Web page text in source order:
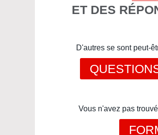
ET DES
D'autres se sont peut-
Vous n'avez pas